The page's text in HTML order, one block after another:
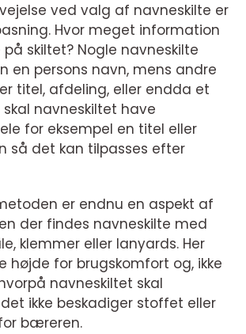
ved valg af navneskilte er
Hvor meget information
skiltet? Nogle navneskilte
en persons navn, mens andre
titel, afdeling, eller endda et
skal navneskiltet have
for eksempel en titel eller
så det kan tilpasses efter
er endnu en aspekt af
der findes navneskilte med
klemmer eller lanyards. Her
højde for brugskomfort og, ikke
navneskiltet skal
ikke beskadiger stoffet eller
bæreren.